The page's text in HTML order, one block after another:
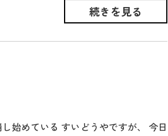
続きを見る
始めている すいどうやですが、 今日